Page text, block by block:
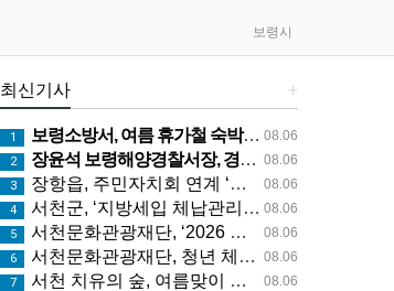
보령시
+
최신기사
08.06
1 보령소방서, 여름 휴가철 숙박시설 화재예방 지도 나서
08.06
2 장윤석 보령해양경찰서장, 경비함정, 구조대 긴급대응태세 지휘관 현장점검
08.06
3 장항읍, 주민자치회 연계 ‘온마을 통합돌봄’ 집중 홍보
08.06
4 서천군, ‘지방세입 체납관리단’ 본격 운영
08.06
5 서천문화관광재단, ‘2026 서천 올해의 작가전’ 개최
08.06
6 서천문화관광재단, 청년 체류형 관광 프로그램 ‘문득, 서천’ 운영
08.06
7 서천 치유의 숲, 여름맞이 무료 특별 프로그램 시범 운영